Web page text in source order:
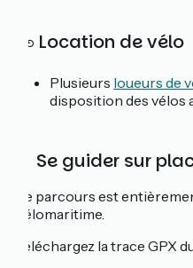
🚲 Location de vélo
Plusieurs loueurs de
disposition des vélos
📓 Se guider sur
Ce parcours est
Vélomaritime.
Téléchargez la trace GPX